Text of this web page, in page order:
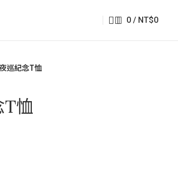
0/ NT$0
巡紀念T恤
恤